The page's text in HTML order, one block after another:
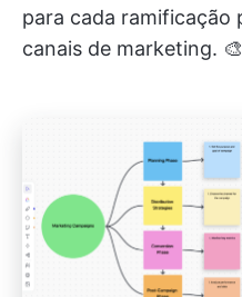
para cada ramificação
canais de marketing. 🎨